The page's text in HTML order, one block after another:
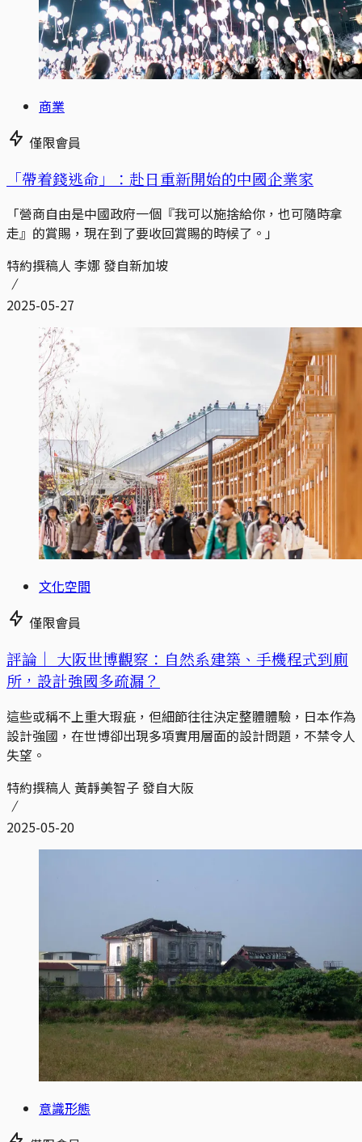
商業
僅限會員
「帶着錢逃命」：赴日重新開始的中國企業家
「營商自由是中國政府一個『我可以施捨給你，也可隨時拿
走』的賞賜，現在到了要收回賞賜的時候了。」
特約撰稿人 李娜 發自新加坡
2025-05-27
文化空間
僅限會員
評論｜ 大阪世博觀察：自然系建築、手機程式到廁
所，設計強國多疏漏？
這些或稱不上重大瑕疵，但細節往往決定整體體驗，日本作為
設計強國，在世博卻出現多項實用層面的設計問題，不禁令人
失望。
特約撰稿人 黃靜美智子 發自大阪
2025-05-20
意識形態